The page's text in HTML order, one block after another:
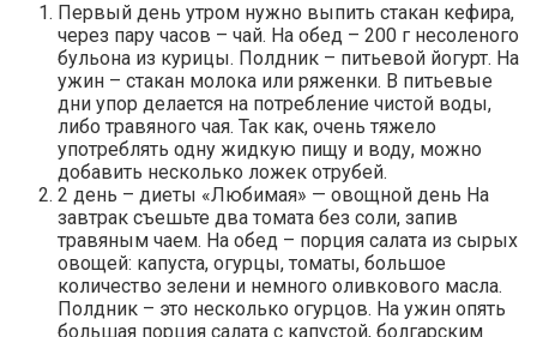
Первый день утром нужно выпить стакан кефира,
через пару часов – чай. На обед – 200 г несоленого
бульона из курицы. Полдник – питьевой йогурт. На
ужин – стакан молока или ряженки. В питьевые
дни упор делается на потребление чистой воды,
либо травяного чая. Так как, очень тяжело
употреблять одну жидкую пищу и воду, можно
добавить несколько ложек отрубей.
2 день – диеты «Любимая» — овощной день На
завтрак съешьте два томата без соли, запив
травяным чаем. На обед – порция салата из сырых
овощей: капуста, огурцы, томаты, большое
количество зелени и немного оливкового масла.
Полдник – это несколько огурцов. На ужин опять
большая порция салата с капустой, болгарским